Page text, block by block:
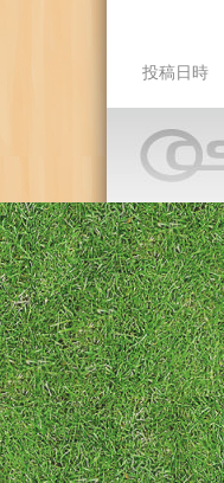
投稿日時